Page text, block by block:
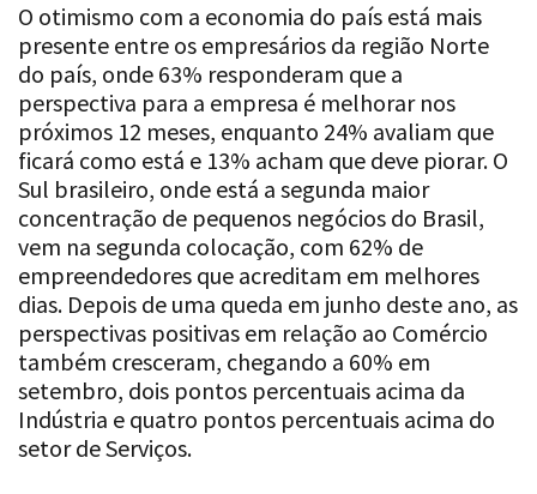
O otimismo com a economia do país está mais
presente entre os empresários da região Norte
do país, onde 63% responderam que a
perspectiva para a empresa é melhorar nos
próximos 12 meses, enquanto 24% avaliam que
ficará como está e 13% acham que deve piorar. O
Sul brasileiro, onde está a segunda maior
concentração de pequenos negócios do Brasil,
vem na segunda colocação, com 62% de
empreendedores que acreditam em melhores
dias. Depois de uma queda em junho deste ano, as
perspectivas positivas em relação ao Comércio
também cresceram, chegando a 60% em
setembro, dois pontos percentuais acima da
Indústria e quatro pontos percentuais acima do
setor de Serviços.